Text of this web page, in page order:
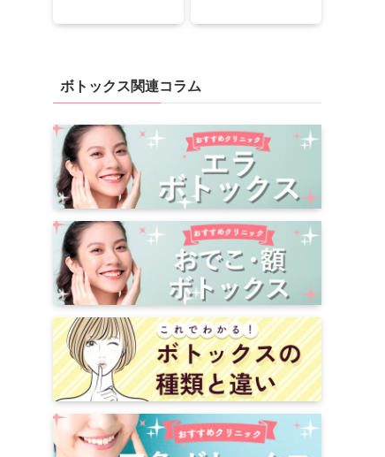
ボトックス関連コラム